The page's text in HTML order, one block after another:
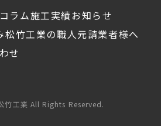
コラム施工実績お知らせ
松竹工業の職人 元請業者様へ
せ
工業 All Rights Reserved.